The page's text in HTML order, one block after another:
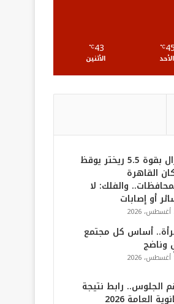
45
℃
الأحد
43
℃
الأثنين
زلزال بقوة 5.5 ريختر يوقظ
القاهرة
والفلك: لا
أو إصابات
أساس كل مجتمع
وناضج
الجلوس.. رابط نتيجة
الثانوية العامة 2026